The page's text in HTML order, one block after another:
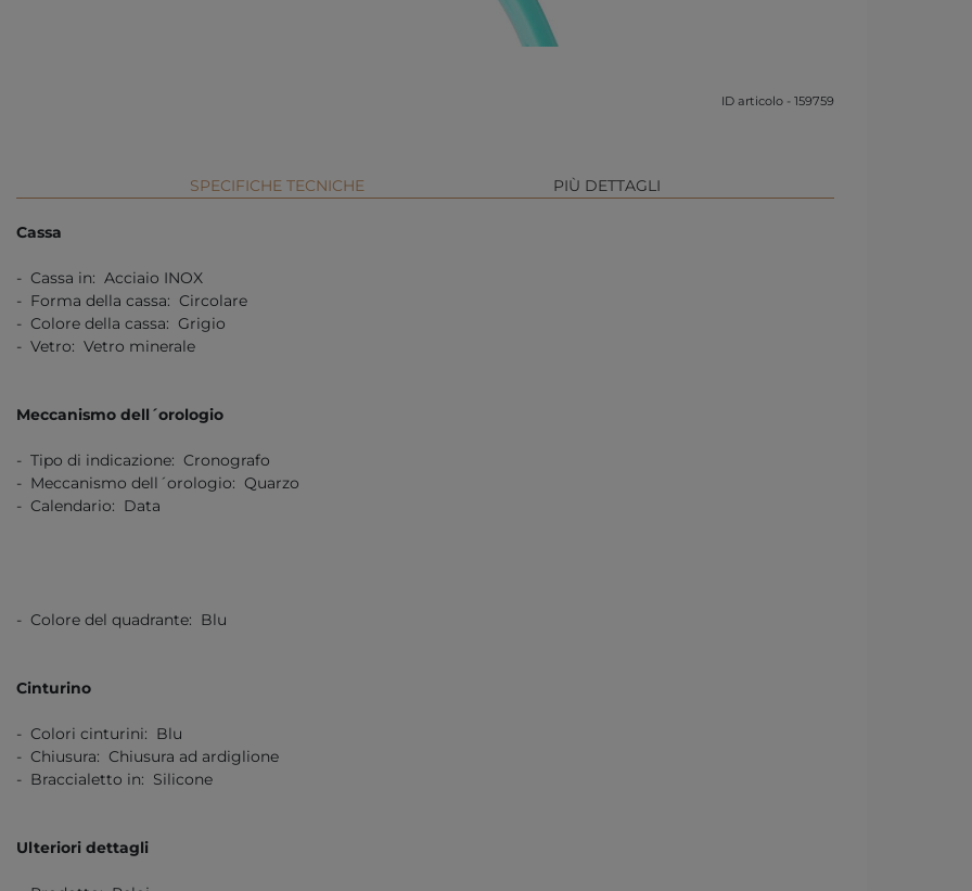
ID articolo - 159759
SPECIFICHE TECNICHE PIÙ DETTAGLI
Cassa
- Cassa in: Acciaio INOX
- Forma della cassa: Circolare
- Colore della cassa: Grigio
- Vetro: Vetro minerale
Meccanismo dell´orologio
- Tipo di indicazione: Cronografo
- Meccanismo dell´orologio: Quarzo
- Calendario: Data
- Colore del quadrante: Blu
Cinturino
- Colori cinturini: Blu
- Chiusura: Chiusura ad ardiglione
- Braccialetto in: Silicone
Ulteriori dettagli